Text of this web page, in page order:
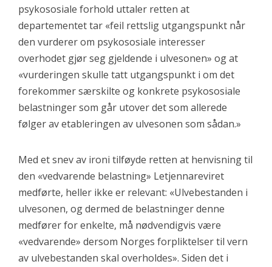
psykososiale forhold uttaler retten at
departementet tar «feil rettslig utgangspunkt når
den vurderer om psykososiale interesser
overhodet gjør seg gjeldende i ulvesonen» og at
«vurderingen skulle tatt utgangspunkt i om det
forekommer særskilte og konkrete psykososiale
belastninger som går utover det som allerede
følger av etableringen av ulvesonen som sådan.»
Med et snev av ironi tilføyde retten at henvisning til
den «vedvarende belastning» Letjennareviret
medførte, heller ikke er relevant: «Ulvebestanden i
ulvesonen, og dermed de belastninger denne
medfører for enkelte, må nødvendigvis være
«vedvarende» dersom Norges forpliktelser til vern
av ulvebestanden skal overholdes». Siden det i